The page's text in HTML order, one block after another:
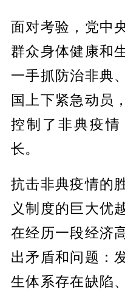
面对考验，党中
群众身体健康和
一手抓防治非典
国上下紧急动员
控制了非典疫
长。
抗击非典疫情的
义制度的巨大优
在经历一段经济
出矛盾和问题：
生体系存在缺陷